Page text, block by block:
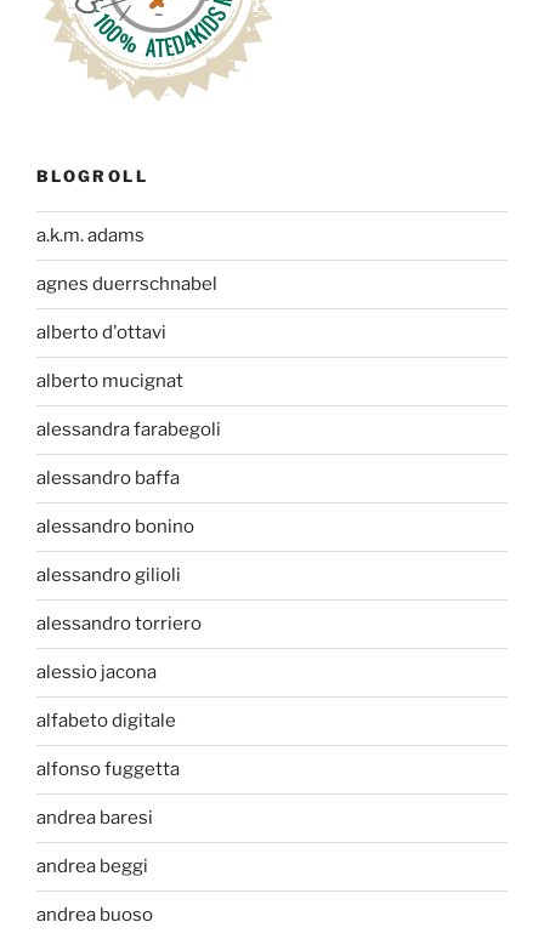
BLOGROLL
a.k.m. adams
agnes duerrschnabel
alberto d'ottavi
alberto mucignat
alessandra farabegoli
alessandro baffa
alessandro bonino
alessandro gilioli
alessandro torriero
alessio jacona
alfabeto digitale
alfonso fuggetta
andrea baresi
andrea beggi
andrea buoso